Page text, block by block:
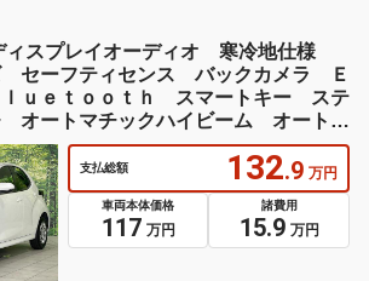
スプレイオーディオ 寒冷地仕様
セーフティセンス バックカメラ Ｅ
ｕｅｔｏｏｔｈ スマートキー ステ
オートマチックハイビーム オートラ
支払総額 132.9 万円
車両本体価格
117 万円
諸費用
15.9 万円